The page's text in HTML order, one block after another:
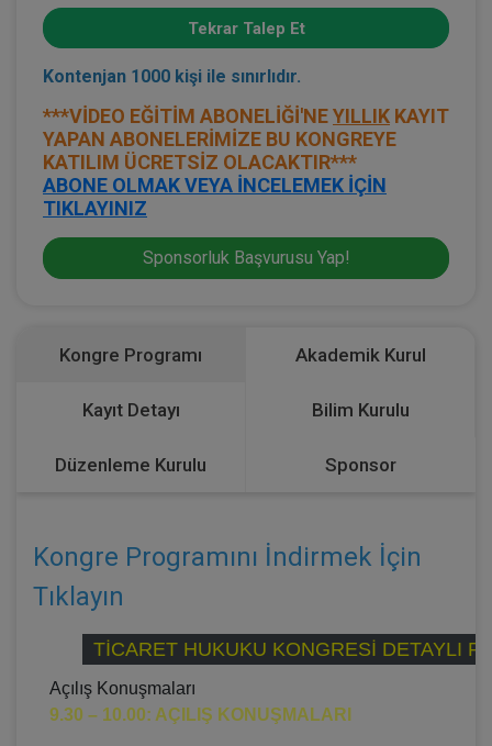
Tekrar Talep Et
Kontenjan 1000 kişi ile sınırlıdır.
***VİDEO EĞİTİM ABONELİĞİ'NEYILLIK KAYIT
YAPAN ABONELERİMİZE BU KONGREYE
KATILIM ÜCRETSİZ OLACAKTIR***
ABONE OLMAK VEYA İNCELEMEK İÇİN
TIKLAYINIZ
Sponsorluk Başvurusu Yap!
Kongre Programı Akademik Kurul
Kayıt Detayı Bilim Kurulu
Düzenleme Kurulu Sponsor
Kongre Programını İndirmek İçin
Tıklayın
TİCARET HUKUKU KONGRESİ DETAYLI
Açılış Konuşmaları
9.30 – 10.00: AÇILIŞ KONUŞMALARI